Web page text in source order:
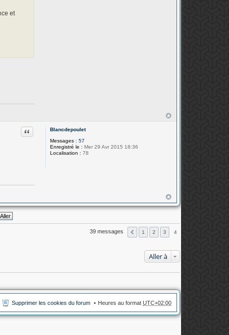
et
Blancdepoulet
Messages : 57
Enregistré le : Mer 29 Avr 2015 18:36
Localisation : 78
Citation
39 messages 1 2 3 4
Aller à
Heures au format UTC+02:00
Supprimer les cookies du forum